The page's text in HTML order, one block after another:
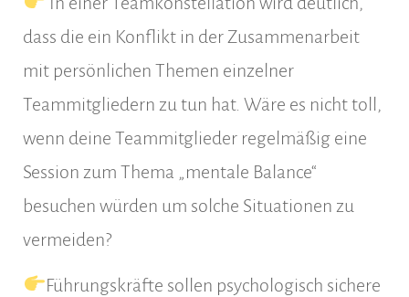
dass die ein Konflikt in der Zusammenarbeit
mit persönlichen Themen einzelner
Teammitgliedern zu tun hat. Wäre es nicht toll,
wenn deine Teammitglieder regelmäßig eine
Session zum Thema „mentale Balance“
besuchen würden um solche Situationen zu
vermeiden?
Führungskräfte sollen psychologisch sichere